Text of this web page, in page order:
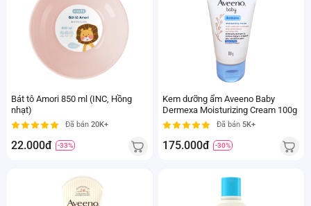
Bát tô Amori 850 ml (INC, Hồng
nhạt)
Đã bán 20K+
22.000đ -33%
Kem dưỡng ẩm Aveeno Baby
Dermexa Moisturizing Cream 100g
Đã bán 5K+
175.000đ -30%